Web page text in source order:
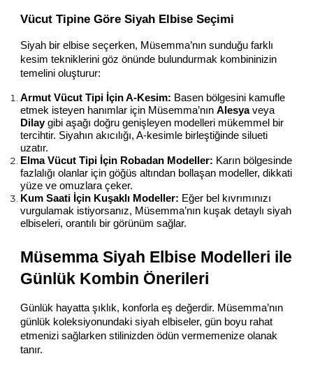
Vücut Tipine Göre Siyah Elbise Seçimi
Siyah bir elbise seçerken, Müsemma’nın sunduğu farklı
kesim tekniklerini göz önünde bulundurmak kombininizin
temelini oluşturur:
Armut Vücut Tipi İçin A-Kesim: Basen bölgesini kamufle
etmek isteyen hanımlar için Müsemma’nın Alesya
Dilay gibi aşağı doğru genişleyen modelleri mükemmel bir
tercihtir. Siyahın akıcılığı, A-kesimle birleştiğinde silueti
uzatır.
Elma Vücut Tipi İçin Robadan Modeller: Karın bölgesinde
fazlalığı olanlar için göğüs altından bollaşan modeller, dikkati
yüze ve omuzlara çeker.
Kum Saati İçin Kuşaklı Modeller: Eğer bel kıvrımınızı
vurgulamak istiyorsanız, Müsemma’nın kuşak detaylı siyah
elbiseleri, orantılı bir görünüm sağlar.
Müsemma Siyah Elbise Modelleri ile
Günlük Kombin Önerileri
Günlük hayatta şıklık, konforla eş değerdir. Müsemma’nın
günlük koleksiyonundaki siyah elbiseler, gün boyu rahat
etmenizi sağlarken stilinizden ödün vermemenize olanak
tanır.